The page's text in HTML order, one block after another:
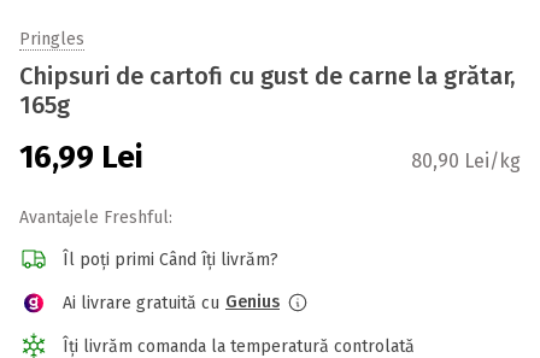
Pringles
Chipsuri de cartofi cu gust de carne la grătar,
165g
16,99 Lei 80,90 Lei/kg
Avantajele Freshful:
Îl poți primi Când îți livrăm?
Ai livrare gratuită cu Genius
Îți livrăm comanda la temperatură controlată